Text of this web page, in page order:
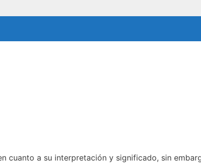
cuanto a su interpretación y significado, sin